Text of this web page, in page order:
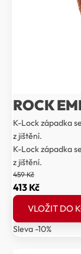
ROCK
K-Lock západka
z jištění.
K-Lock západka
z jištění.
459Kč
Původní
cena
byla:
459 Kč.
413 KčAktuální
cena
413 Kč.
VLOŽIT DO
Sleva -10%